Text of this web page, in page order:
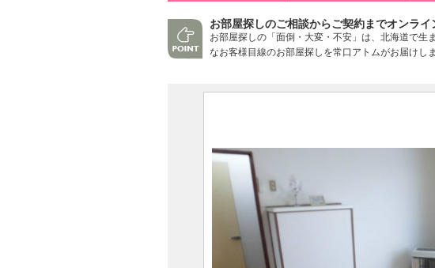
お部屋探しのご相談からご契約までオンライ
お部屋探しの「面倒・大変・不安」は、北海道で生
なお客様目線のお部屋探しを常口アトムがお届けしま